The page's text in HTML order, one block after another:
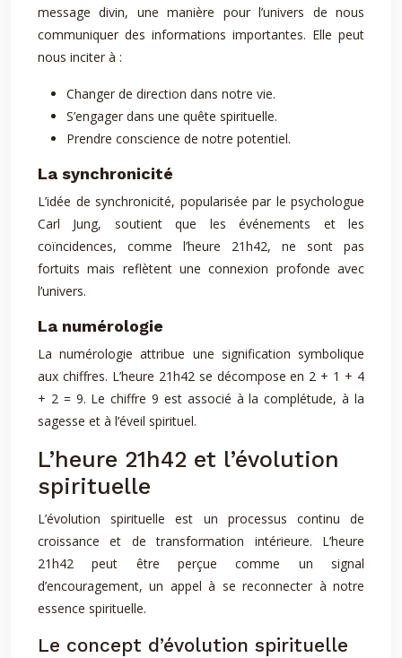
message divin, une manière pour l’univers de nous
communiquer des informations importantes. Elle peut
nous inciter à :
Changer de direction dans notre vie.
S’engager dans une quête spirituelle.
Prendre conscience de notre potentiel.
La synchronicité
L’idée de synchronicité, popularisée par le psychologue
Carl Jung, soutient que les événements et les
coïncidences, comme l’heure 21h42, ne sont pas
fortuits mais reflètent une connexion profonde avec
l’univers.
La numérologie
La numérologie attribue une signification symbolique
aux chiffres. L’heure 21h42 se décompose en 2 + 1 + 4
+ 2 = 9. Le chiffre 9 est associé à la complétude, à la
sagesse et à l’éveil spirituel.
L’heure 21h42 et l’évolution
spirituelle
L’évolution spirituelle est un processus continu de
croissance et de transformation intérieure. L’heure
21h42 peut être perçue comme un signal
d’encouragement, un appel à se reconnecter à notre
essence spirituelle.
Le concept d’évolution spirituelle